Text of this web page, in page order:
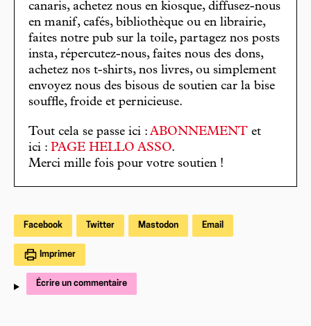
canaris, achetez nous en kiosque, diffusez-nous
en manif, cafés, bibliothèque ou en librairie,
faites notre pub sur la toile, partagez nos posts
insta, répercutez-nous, faites nous des dons,
achetez nos t-shirts, nos livres, ou simplement
envoyez nous des bisous de soutien car la bise
souffle, froide et pernicieuse.
Tout cela se passe ici : ABONNEMENT et
ici : PAGE HELLO ASSO.
Merci mille fois pour votre soutien !
Facebook Twitter Mastodon Email
Imprimer
Écrire un commentaire